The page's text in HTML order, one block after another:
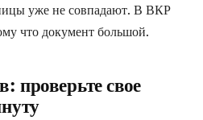
уже не совпадают. В ВКР
что документ большой.
проверьте свое